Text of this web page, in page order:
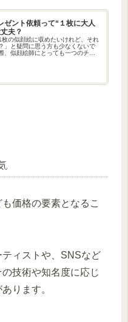
ゼント依頼って“１枚に大人
夫？
枚の似顔絵に収めたいけれど、それ
」と疑問に思う方も少なくないで
、似顔絵師にとっても一つのチャ
価格の要素となるこ
ィストや、SNSなど
技術や知名度に応じ
ります。